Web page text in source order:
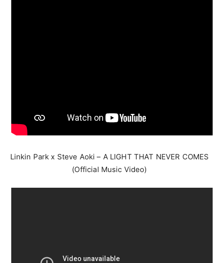
Linkin Park x Steve Aoki – A LIGHT THAT NEVER COMES
(Official Music Video)